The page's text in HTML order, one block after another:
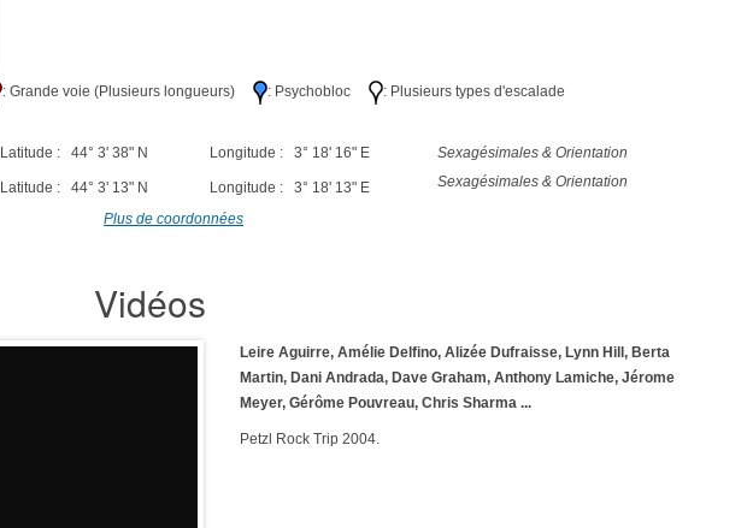
: Grande voie (Plusieurs longueurs) : Psychobloc : Plusieurs types d'escalade
Latitude : 44° 3' 38" N Longitude : 3° 18' 16" E
Sexagésimales & Orientation
Latitude : 44° 3' 13" N Longitude : 3° 18' 13" E Sexagésimales & Orientation
Plus de coordonnées
Vidéos
Leire Aguirre, Amélie Delfino, Alizée Dufraisse, Lynn Hill, Berta
Martin, Dani Andrada, Dave Graham, Anthony Lamiche, Jérome
Meyer, Gérôme Pouvreau, Chris Sharma ...
Petzl Rock Trip 2004.